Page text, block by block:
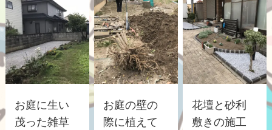
お庭に生い
茂った雑草
お庭の壁の
際に植えて
花壇と砂利
敷きの施工